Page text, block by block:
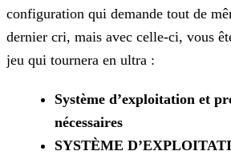
configuration qui demande tout de
dernier cri, mais avec celle-ci, vous
jeu qui tournera en ultra :
Système d’exploitation et
nécessaires
SYSTÈME